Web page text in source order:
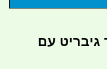
עם